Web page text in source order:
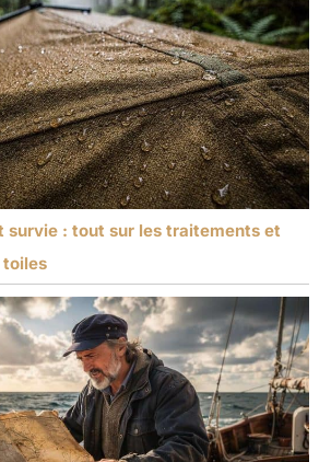
survie : tout sur les traitements et
toiles